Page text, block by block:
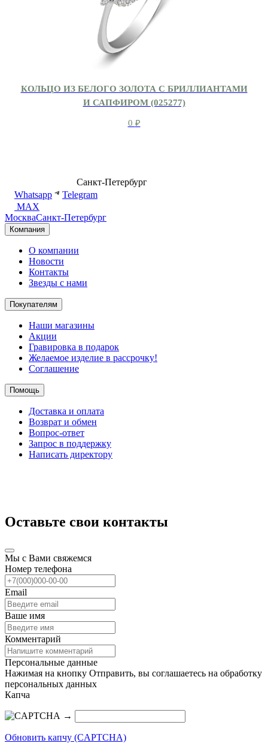
КОЛЬЦО ИЗ БЕЛОГО ЗОЛОТА С БРИЛЛИАНТАМИ
И САПФИРОМ (025277)
0 ₽
Санкт-Петербург
Whatsapp
Telegram
MAX
МоскваСанкт-Петербург
Компания
О компании
Новости
Контакты
Звезды с нами
Покупателям
Наши магазины
Акции
Гравировка в подарок
Желаемое изделие в рассрочку!
Соглашение
Помощь
Доставка и оплата
Возврат и обмен
Вопрос-ответ
Запрос в поддержку
Написать директору
Оставьте свои контакты
Мы с Вами свяжемся
Номер телефона
Email
Ваше имя
Комментарий
Персональные данные
Нажимая на кнопку Отправить, вы соглашаетесь на обработку
персональных данных
Капча
→
Обновить капчу (CAPTCHA)